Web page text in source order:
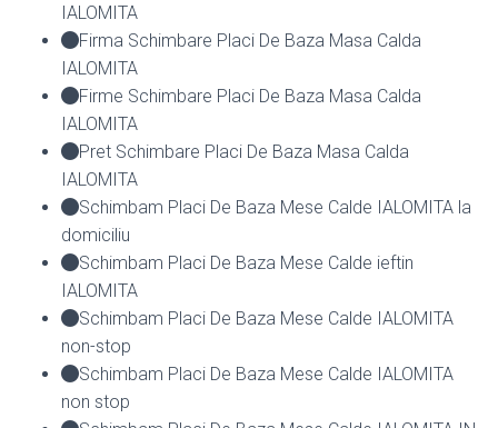
IALOMITA
Firma Schimbare Placi De Baza Masa Calda
IALOMITA
Firme Schimbare Placi De Baza Masa Calda
IALOMITA
Pret Schimbare Placi De Baza Masa Calda
IALOMITA
Schimbam Placi De Baza Mese Calde IALOMITA la
domiciliu
Schimbam Placi De Baza Mese Calde ieftin
IALOMITA
Schimbam Placi De Baza Mese Calde IALOMITA
non-stop
Schimbam Placi De Baza Mese Calde IALOMITA
non stop